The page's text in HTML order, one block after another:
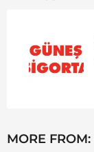
MORE FROM: